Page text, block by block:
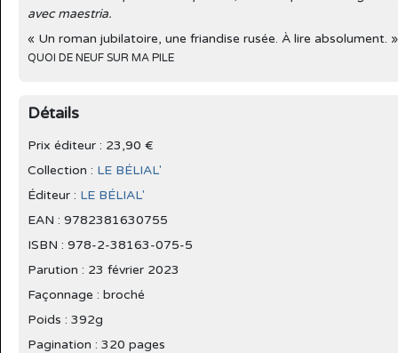
avec maestria.
« Un roman jubilatoire, une friandise rusée. À lire absolument. »
QUOI DE NEUF SUR MA PILE
Détails
Prix éditeur : 23,90 €
Collection : LE BÉLIAL'
Éditeur : LE BÉLIAL'
EAN : 9782381630755
ISBN : 978-2-38163-075-5
Parution : 23 février 2023
Façonnage : broché
Poids : 392g
Pagination : 320 pages